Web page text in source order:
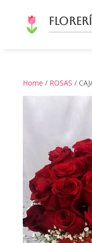
Home / ROSAS /